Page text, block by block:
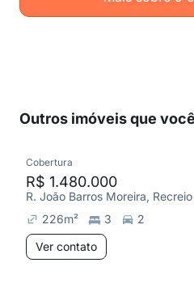
Outros imóveis que
Cobertura
R$ 1.480.000
226m² 3
2
Ver contato